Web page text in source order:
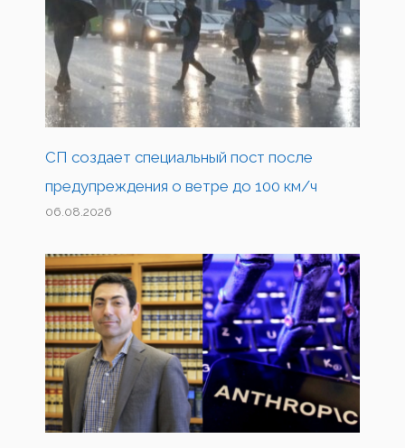
СП создает специальный пост после
предупреждения о ветре до 100 км/ч
06.08.2026